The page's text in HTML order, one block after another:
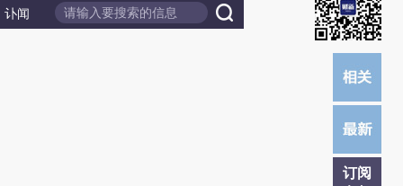
讣闻
订阅